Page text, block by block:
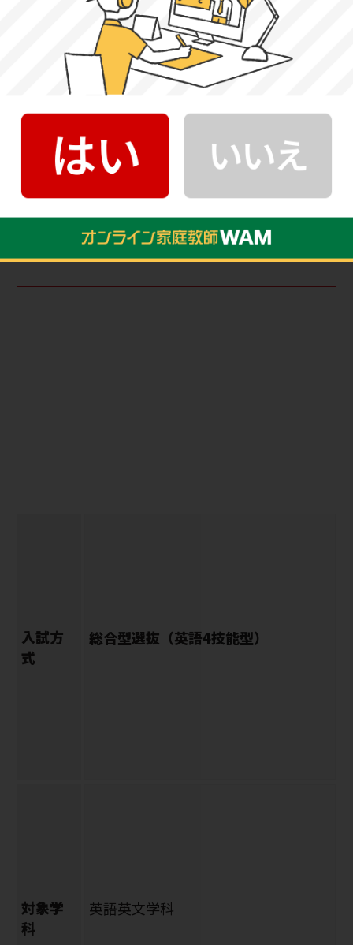
2-1.学芸学部
入試方
式
総合型選抜（英語4技能型）
対象学
科
英語英文学科